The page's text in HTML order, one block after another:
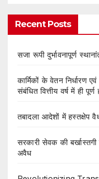
Recent Posts
सजा रूपी दुर्भावनापूर्ण
कार्मिकों के वेतन निर्धारण
संबंधित वित्तीय वर्ष में ही पूर्ण
तबादला आदेशों में हस्तक्षेप
सरकारी सेवक की बर्खास्तगी
अवैध